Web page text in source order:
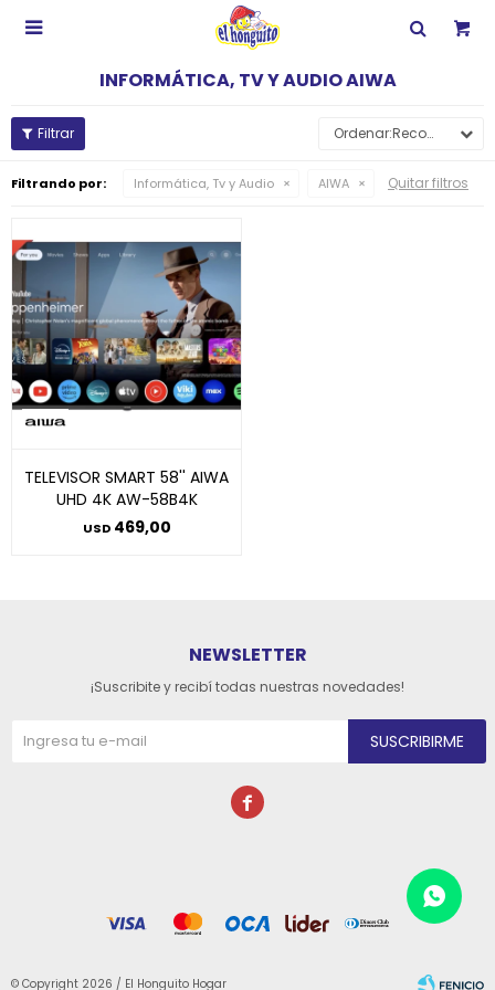

INFORMÁTICA, TV Y AUDIO AIWA
Recomendados
Filtrando por: Informática, Tv y Audio AIWA Quitar filtros
TELEVISOR SMART 58'' AIWA
UHD 4K AW-58B4K
USD 469,00
NEWSLETTER
¡Suscribite y recibí todas nuestras novedades!
SUSCRIBIRME

© Copyright 2026 / El Honguito Hogar